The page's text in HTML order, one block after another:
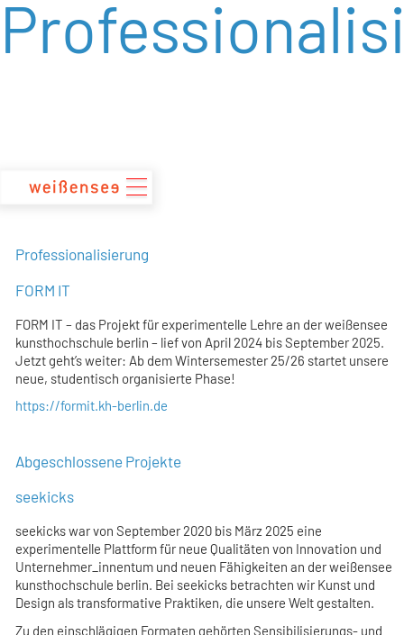
zum
Inhalt
Professionalisierung
FORM IT
FORM IT – das Projekt für experimentelle Lehre an der weißensee
kunsthochschule berlin – lief von April 2024 bis September 2025.
Jetzt geht’s weiter: Ab dem Wintersemester 25/26 startet unsere
neue, studentisch organisierte Phase!
https://formit.kh-berlin.de
Abgeschlossene Projekte
seekicks
seekicks war von September 2020 bis März 2025 eine
experimentelle Plattform für neue Qualitäten von Innovation und
Unternehmer_innentum und neuen Fähigkeiten an der weißensee
kunsthochschule berlin. Bei seekicks betrachten wir Kunst und
Design als transformative Praktiken, die unsere Welt gestalten.
Zu den einschlägigen Formaten gehörten Sensibilisierungs- und